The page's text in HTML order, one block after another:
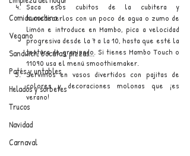
Comida cochina
Vegano
Sandwich, bocatas, pizzas...
Patés y untables
Helados y sorbetes
Trucos
Navidad
Carnaval
Saca esos cubitos de la cubitera y
humedecerlos con un poco de agua o zumo de
limón e introduce en Mambo, pica a velocidad
progresiva desde la 7 a la 10, hasta que esté la
textura de granizado. Si tienes Mambo Touch o
11090 usa el menú smoothiemaker.
Servimos en vasos divertidos con pajitas de
colores y decoraciones molonas que ¡es
verano!